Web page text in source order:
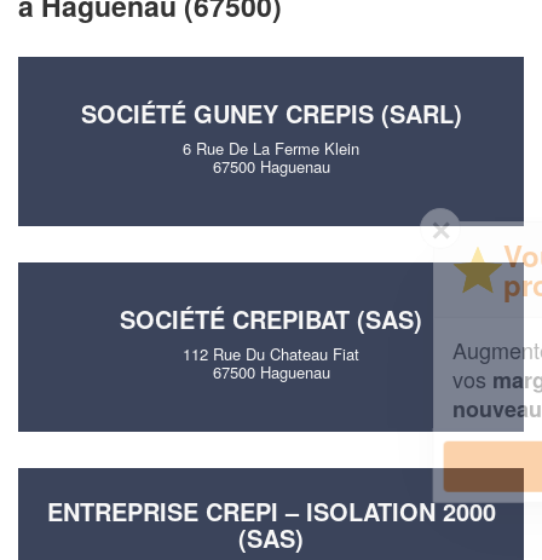
SOCIÉTÉ GUNEY CREPIS (SARL)
6 Rue De La Ferme Klein
67500 Haguenau
SOCIÉTÉ CREPIBAT (SAS)
112 Rue Du Chateau Fiat
67500 Haguenau
ENTREPRISE CREPI – ISOLATION 2000
(SAS)
✕
Vous êtes un
Augmentez votrechiffre d'affaireset
margestout en gagnant de
En savoir plus